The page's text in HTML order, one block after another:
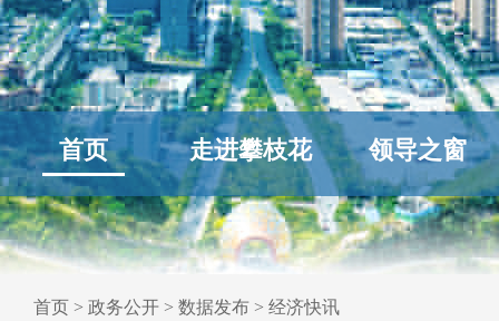
首页 走进攀枝花 领导之窗
首页 > 政务公开 > 数据发布 > 经济快讯